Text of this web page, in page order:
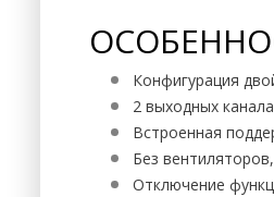
Конфигурация
2 выходных
Встроенная
Без
Отключение